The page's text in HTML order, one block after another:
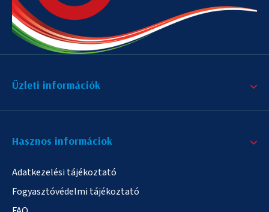
Üzleti információk
Hasznos informáciok
Adatkezelési tájékoztató
Fogyasztóvédelmi tájékoztató